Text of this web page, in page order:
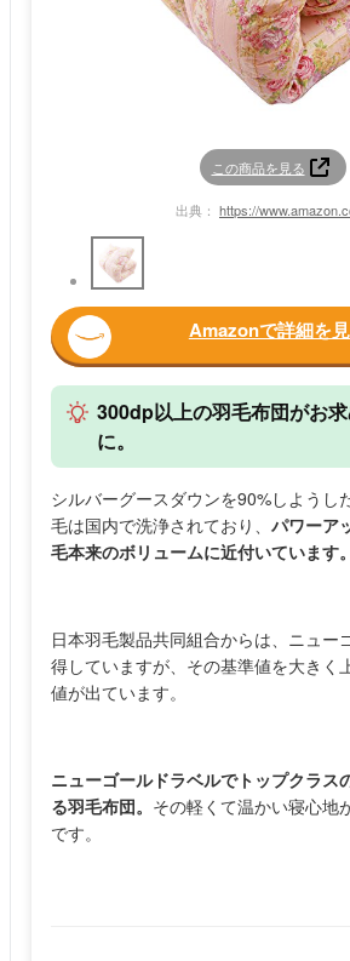
この商品を見る
出典： https://
Amazonで詳細を
300dp以上の羽毛布団がお
に。
シルバーグースダウンを90%しようし
毛は国内で洗浄されており、 パワーア
毛本来のボリュームに近付いています。
日本羽毛製品共同組合からは、ニュー
得していますが、その基準値を大きく
値が出ています。
ニューゴールドラベルでトップクラス
る羽毛布団。 その軽くて温かい寝心地
です。